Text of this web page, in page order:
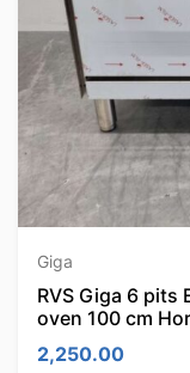
Giga
RVS Giga 6 pits
oven 100 cm
2,250.00